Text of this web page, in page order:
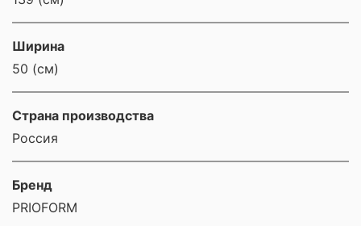
Ширина
50 (см)
Страна производства
Россия
Бренд
PRIOFORM